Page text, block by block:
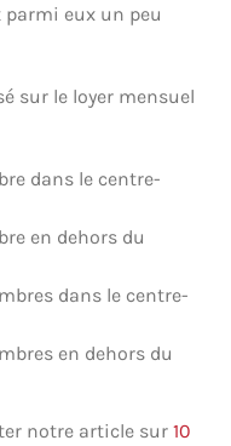
eux un peu
sur le loyer mensuel
dans le centre-
en dehors du
dans le centre-
en dehors du
notre article sur 10